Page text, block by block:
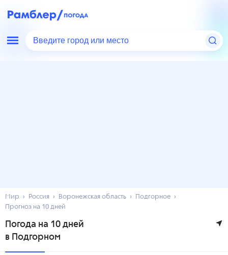
Введите город или место
Мир Россия Воронежская область
Подгорное
Прогноз на 10 дней
Погода на 10 дней
в Подгорном